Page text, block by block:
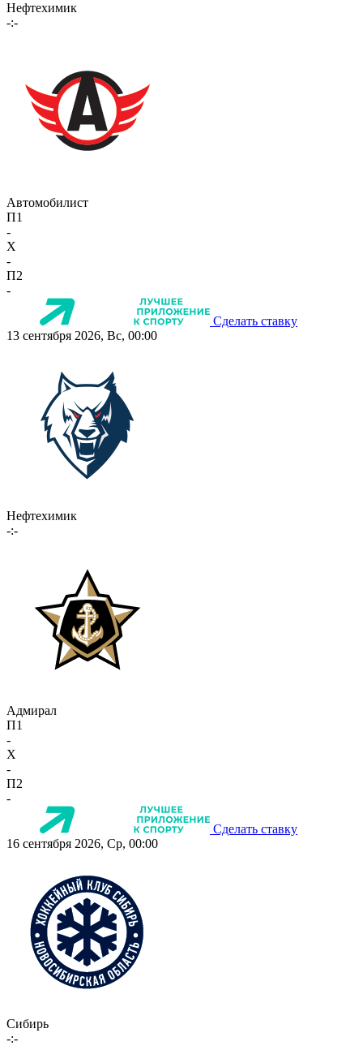
Нефтехимик
-:-
Автомобилист
П1
-
X
-
П2
-
Сделать ставку
13 сентября 2026, Вс, 00:00
Нефтехимик
-:-
Адмирал
П1
-
X
-
П2
-
Сделать ставку
16 сентября 2026, Ср, 00:00
Сибирь
-:-